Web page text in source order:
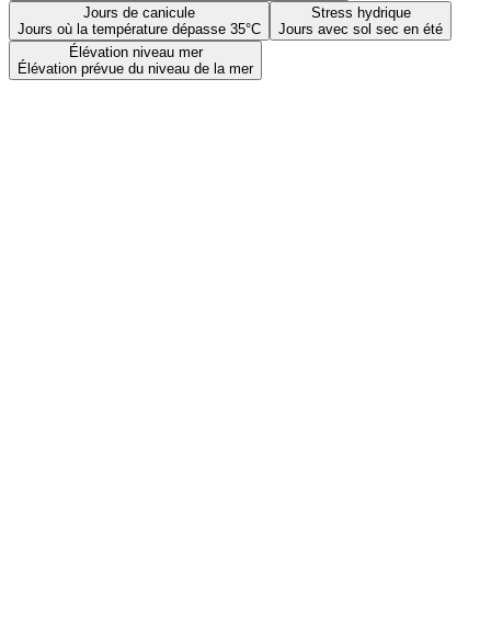
Jours de canicule
Jours où la température dépasse 35°C
Stress hydrique
Jours avec sol sec en été
Élévation niveau mer
Élévation prévue du niveau de la mer